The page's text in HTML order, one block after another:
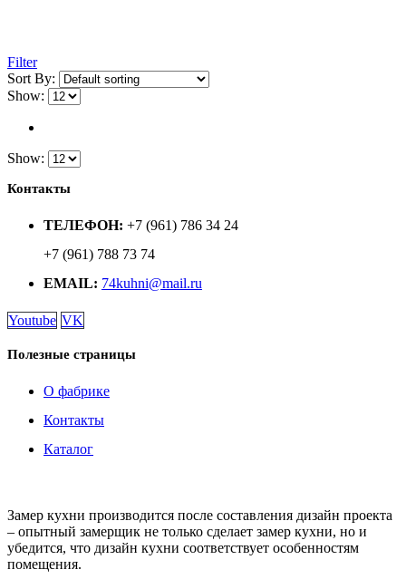
Filter
Sort By:
Show:
Show:
Контакты
ТЕЛЕФОН: +7 (961) 786 34 24
+7 (961) 788 73 74
EMAIL: 74kuhni@mail.ru
Youtube VK
Полезные страницы
О фабрике
Контакты
Каталог
Замер кухни производится после составления дизайн проекта
– опытный замерщик не только сделает замер кухни, но и
убедится, что дизайн кухни соответствует особенностям
помещения.